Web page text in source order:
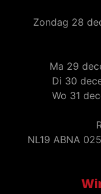
Zondag 28
Ma 29
Di 30
Wo 31
NL19 ABNA